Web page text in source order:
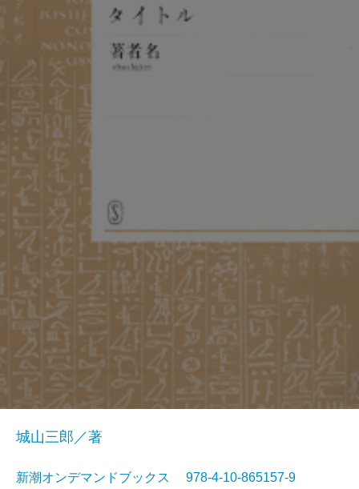
城山三郎／著
新潮オンデマンドブックス 978-4-10-865157-9